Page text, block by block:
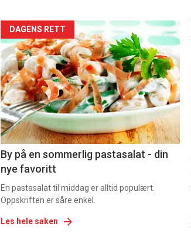
Forsiden
akkurat
nå
-
5
DAGENS RETT
By på en sommerlig pastasalat - din
nye favoritt
En pastasalat til middag er alltid populært.
Oppskriften er såre enkel.
Les hele saken